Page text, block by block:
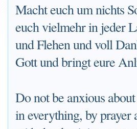
Macht euch um nichts
euch vielmehr in jeder
und Flehen und voll
Gott und bringt eure
Do not be anxious
in everything, by prayer